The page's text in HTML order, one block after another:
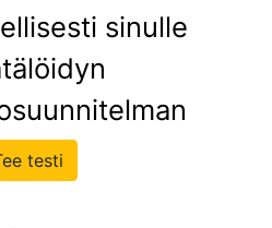
sinulle
testi